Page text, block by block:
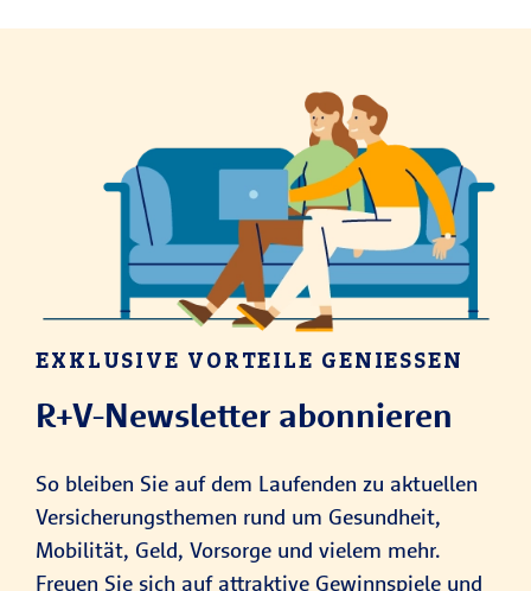
EXKLUSIVE VORTEILE GENIESSEN
R+V-Newsletter abonnieren
So bleiben Sie auf dem Laufenden zu aktuellen
Versicherungsthemen rund um Gesundheit,
Mobilität, Geld, Vorsorge und vielem mehr.
Freuen Sie sich auf attraktive Gewinnspiele und